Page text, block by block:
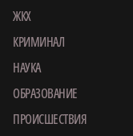
ЖКХ
КРИМИНАЛ
НАУКА
ОБРАЗОВАНИЕ
ПРОИСШЕСТВИЯ